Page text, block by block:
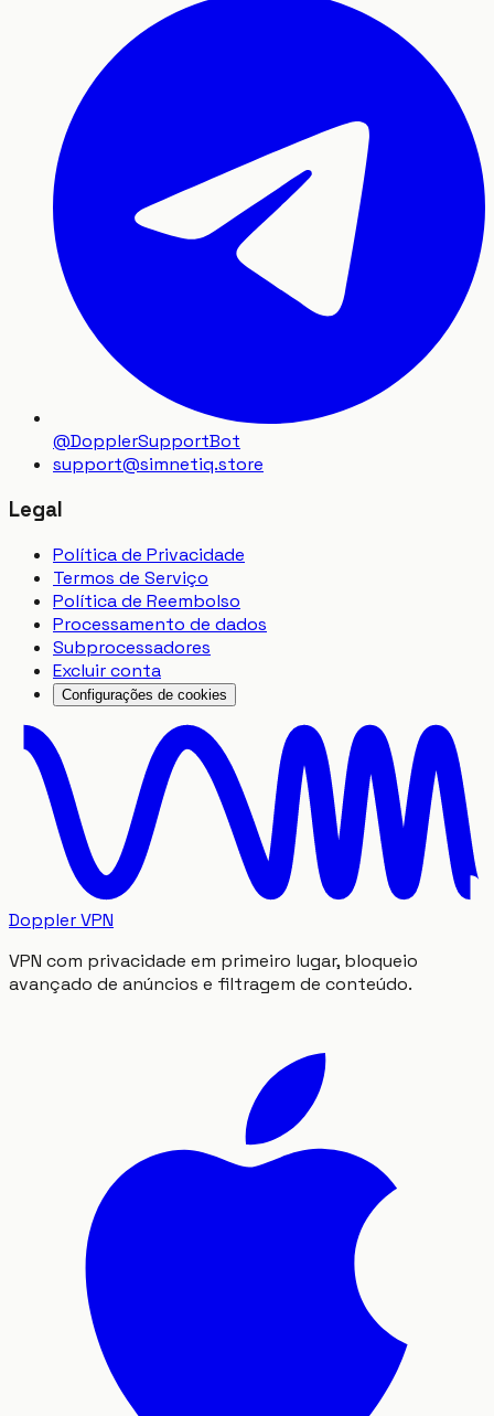
@DopplerSupportBot
support@simnetiq.store
Legal
Política de Privacidade
Termos de Serviço
Política de Reembolso
Processamento de dados
Subprocessadores
Excluir conta
Configurações de cookies
Doppler VPN
VPN com privacidade em primeiro lugar, bloqueio
avançado de anúncios e filtragem de conteúdo.